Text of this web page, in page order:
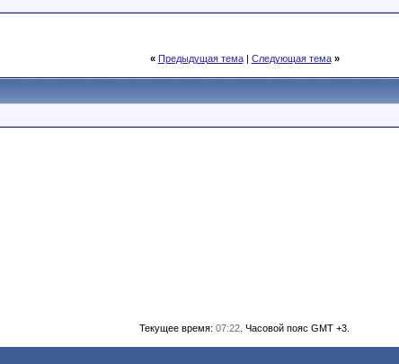
« Предыдущая тема| Следующая тема »
Текущее время: 07:22 . Часовой пояс GMT +3.